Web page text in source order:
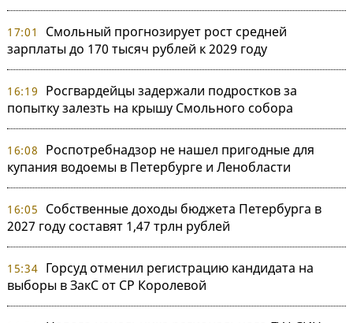
17:01
Смольный прогнозирует рост средней
зарплаты до 170 тысяч рублей к 2029 году
16:19
Росгвардейцы задержали подростков за
попытку залезть на крышу Смольного собора
16:08
Роспотребнадзор не нашел пригодные для
купания водоемы в Петербурге и Ленобласти
16:05
Собственные доходы бюджета Петербурга в
2027 году составят 1,47 трлн рублей
15:34 Горсуд отменил регистрацию кандидата на
выборы в ЗакС от СР Королевой